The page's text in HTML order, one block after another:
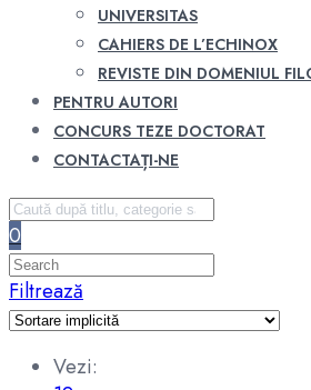
UNIVERSITAS
CAHIERS DE L’ECHINOX
REVISTE DIN DOMENIUL
PENTRU AUTORI
CONCURS TEZE DOCTORAT
CONTACTAȚI-NE
0
Filtrează
Vezi: